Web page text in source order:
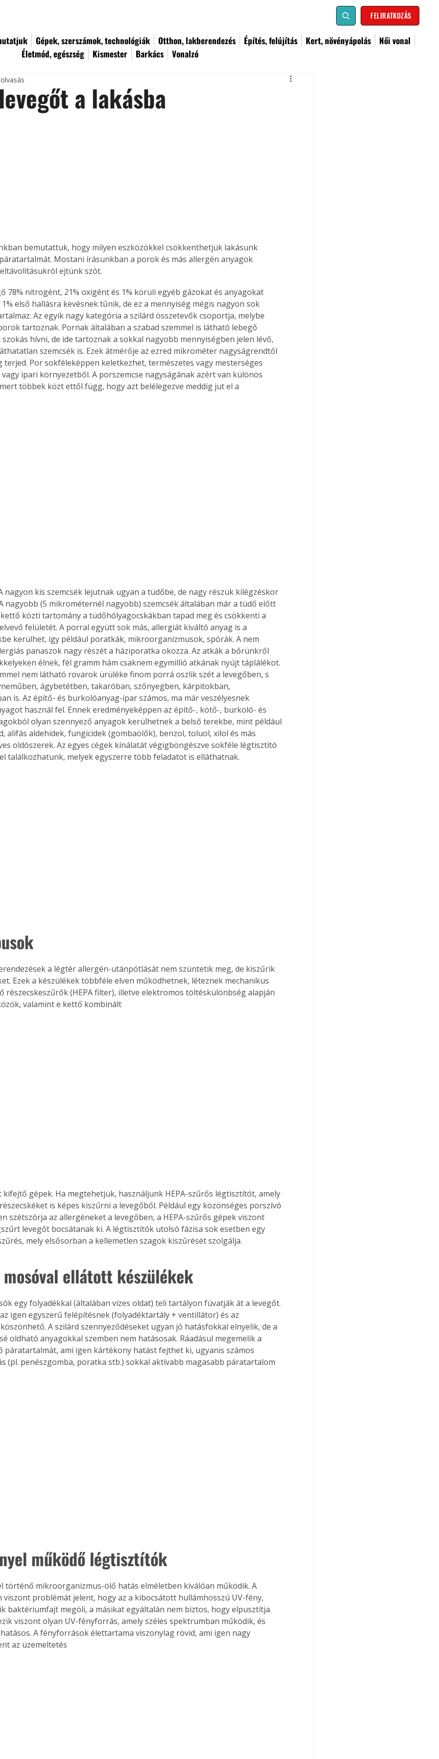
FELIRATKOZÁS
Gépek, szerszámok, technológiák Otthon, lakberendezés Építés, felújítás Kert, növényápolás
Női vonal
Életmód, egészség
Kismester Barkács Vonalzó
az
Old
új,
egyedi
párosítással kedvezményes
áron, 0 Ft postaköltséggel
megrendelhetők!
a lakásba
bemutattuk, hogy milyen eszközökkel csökkenthetjük lakásunk
Mostani írásunkban a porok és más allergén anyagok
ejtünk szót.
78% nitrogént, 21% oxigént és 1% körüli egyéb gázokat és anyagokat
első hallásra kevésnek tűnik, de ez a mennyiség mégis nagyon sok
Az egyik nagy kategória a szilárd összetevők csoportja, melybe
tartoznak. Pornak általában a szabad szemmel is látható lebegő
szokás hívni, de ide tartoznak a sokkal nagyobb mennyiségben jelen lévő,
szemcsék is. Ezek átmérője az ezred mikrométer nagyságrendtől
terjed. Por sokféleképpen keletkezhet, természetes vagy mesterséges
ipari környezetből. A porszemcse nagyságának azért van különös
többek közt ettől függ, hogy azt belélegezve meddig jut el a
nagyon kis szemcsék lejutnak ugyan a tüdőbe, de nagy részük kilégzéskor
nagyobb (5 mikrométernél nagyobb) szemcsék általában már a tüdő előtt
kettő közti tartomány a tüdőhólyagocskákban tapad meg és csökkenti a
felületét. A porral együtt sok más, allergiát kiváltó anyag is a
kerülhet, így például poratkák, mikroorganizmusok, spórák. A nem
panaszok nagy részét a háziporatka okozza. Az atkák a bőrünkről
élnek, fél gramm hám csaknem egymillió atkának nyújt táplálékot.
nem látható rovarok ürüléke finom porrá oszlik szét a levegőben, s
ágybetétben, takaróban, szőnyegben, kárpitokban,
is. Az építő- és burkolóanyag-ipar számos, ma már veszélyesnek
használ fel. Ennek eredményeképpen az építő-, kötő-, burkoló- és
olyan szennyező anyagok kerülhetnek a belső terekbe, mint például
alifás aldehidek, fungicidek (gombaölők), benzol, toluol, xilol és más
oldószerek. Az egyes cégek kínálatát végigböngészve sokféle légtisztító
találkozhatunk, melyek egyszerre több feladatot is elláthatnak.
a légtér allergén-utánpótlását nem szüntetik meg, de kiszűrik
Ezek a készülékek többféle elven működhetnek, léteznek mechanikus
részecskeszűrők (HEPA filter), illetve elektromos töltéskülönbség alapján
valamint e kettő kombinált
gépek. Ha megtehetjük, használjunk HEPA-szűrős légtisztítót, amely
is képes kiszűrni a levegőből. Például egy közönséges porszívó
szétszórja az allergéneket a levegőben, a HEPA-szűrős gépek viszont
levegőt bocsátanak ki. A légtisztítók utolsó fázisa sok esetben egy
mely elsősorban a kellemetlen szagok kiszűrését szolgálja.
mosóval ellátott készülékek
egy folyadékkal (általában vizes oldat) teli tartályon fúvatják át a levegőt.
igen egyszerű felépítésnek (folyadéktartály + ventillátor) és az
A szilárd szennyeződéseket ugyan jó hatásfokkal elnyelik, de a
oldható anyagokkal szemben nem hatásosak. Ráadásul megemelik a
páratartalmát, ami igen kártékony hatást fejthet ki, ugyanis számos
(pl. penészgomba, poratka stb.) sokkal aktívabb magasabb páratartalom
működő légtisztítók
történő mikroorganizmus-ölő hatás elméletben kiválóan működik. A
viszont problémát jelent, hogy az a kibocsátott hullámhosszú UV-fény,
baktériumfajt megöli, a másikat egyáltalán nem biztos, hogy elpusztítja.
viszont olyan UV-fényforrás, amely széles spektrumban működik, és
A fényforrások élettartama viszonylag rövid, ami igen nagy
az üzemeltetés